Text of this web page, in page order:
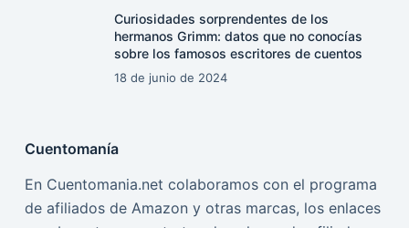
Curiosidades sorprendentes de los
hermanos Grimm: datos que no conocías
sobre los famosos escritores de cuentos
18 de junio de 2024
Cuentomanía
En Cuentomania.net colaboramos con el programa
de afiliados de Amazon y otras marcas, los enlaces